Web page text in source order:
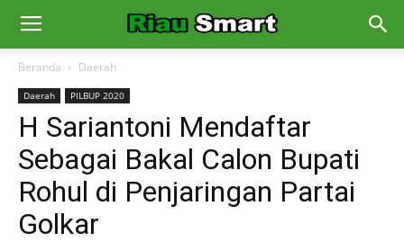
Beranda Daerah
Daerah PILBUP 2020
H Sariantoni Mendaftar
Sebagai Bakal Calon Bupati
Rohul di Penjaringan Partai
Golkar